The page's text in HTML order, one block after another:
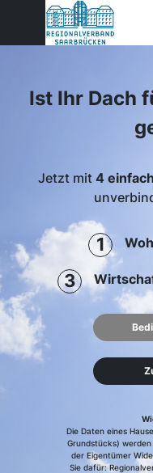
Ist Ihr Dach
Jetzt mit 4
1
3
Die Daten eines
Grundstücks)
der Eigentümer
Sie dafür: